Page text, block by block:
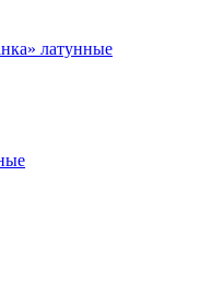
латунные